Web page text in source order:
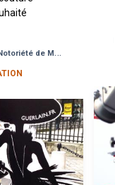
sa de Marque